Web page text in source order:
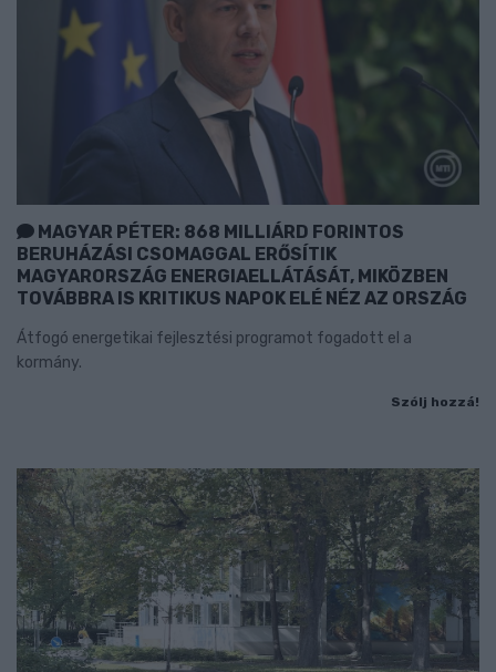
MAGYAR PÉTER: 868 MILLIÁRD FORINTOS
BERUHÁZÁSI CSOMAGGAL ERŐSÍTIK
MAGYARORSZÁG ENERGIAELLÁTÁSÁT, MIKÖZBEN
TOVÁBBRA IS KRITIKUS NAPOK ELÉ NÉZ AZ ORSZÁG
Átfogó energetikai fejlesztési programot fogadott el a
kormány.
Szólj hozzá!